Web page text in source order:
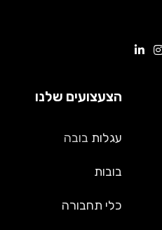
הצעצועים שלנו
עגלות בובה
בובות
כלי תחבורה